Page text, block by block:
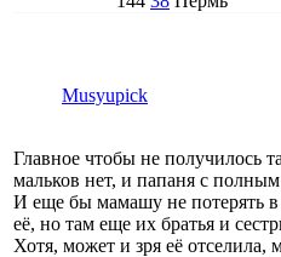
Musyupick
Главное чтобы не получилось
мальков нет, и папаня с
И еще бы мамашу не потерять
её, но там еще их братья и
Хотя, может и зря её